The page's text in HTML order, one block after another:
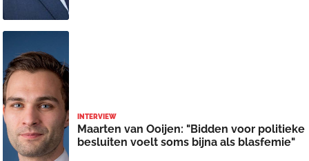
INTERVIEW
Maarten van Ooijen: "Bidden voor politieke
besluiten voelt soms bijna als blasfemie"